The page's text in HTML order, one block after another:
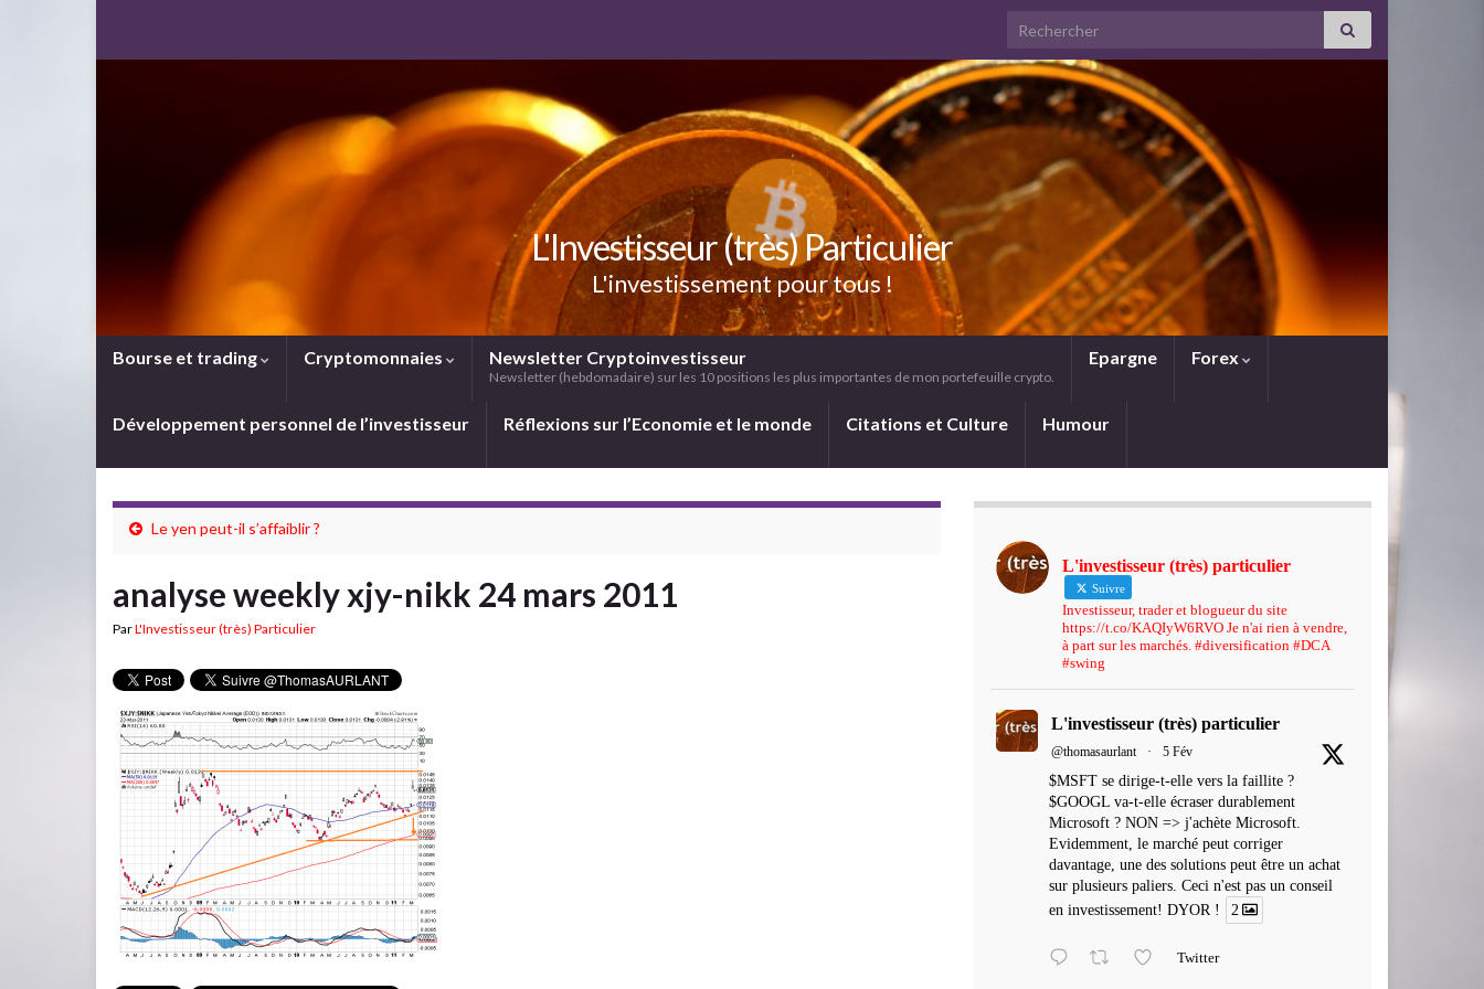
Search for:
L'Investisseur (très) Particulier
L'investissement pour tous !
Bourse et trading Cryptomonnaies Newsletter Cryptoinvestisseur
Newsletter (hebdomadaire) sur les 10 positions les plus importantes de mon portefeuille crypto.
Epargne Forex
Développement personnel de l’investisseur Réflexions sur l’Economie et le monde Citations et Culture Humour
Le yen peut-il s’affaiblir ?
analyse weekly xjy-nikk 24 mars 2011
ParL'Investisseur (très) Particulier
L'investisseur (très) particulier
Suivre
Investisseur, trader et blogueur du site
https://t.co/KAQIyW6RVO Je n'ai rien à vendre,
à part sur les marchés. #diversification #DCA
#swing
L'investisseur (très) particulier
@thomasaurlant · 5 Fév
$MSFT se dirige-t-elle vers la faillite ?
$GOOGL va-t-elle écraser durablement
Microsoft ? NON => j'achète Microsoft.
Evidemment, le marché peut corriger
davantage, une des solutions peut être un achat
sur plusieurs paliers. Ceci n'est pas un conseil
en investissement! DYOR !
2
Twitter